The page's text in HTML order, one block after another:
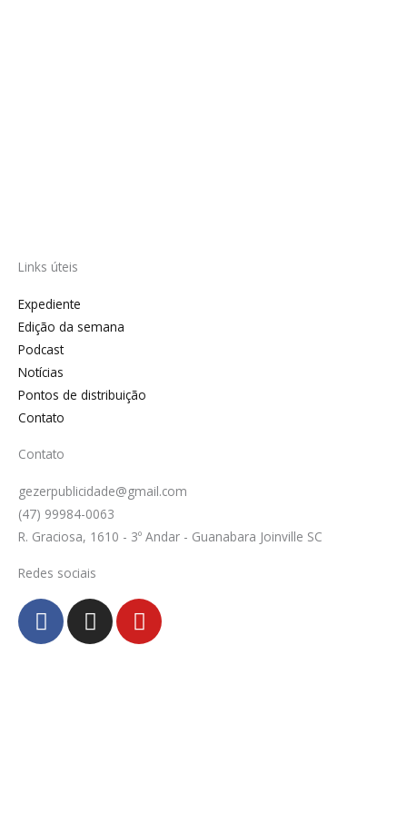
Links úteis
Expediente
Edição da semana
Podcast
Notícias
Pontos de distribuição
Contato
Contato
gezerpublicidade@gmail.com
(47) 99984-0063
R. Graciosa, 1610 - 3º Andar - Guanabara Joinville SC
Redes sociais
F
a
c
I
n
s
Y
o
u